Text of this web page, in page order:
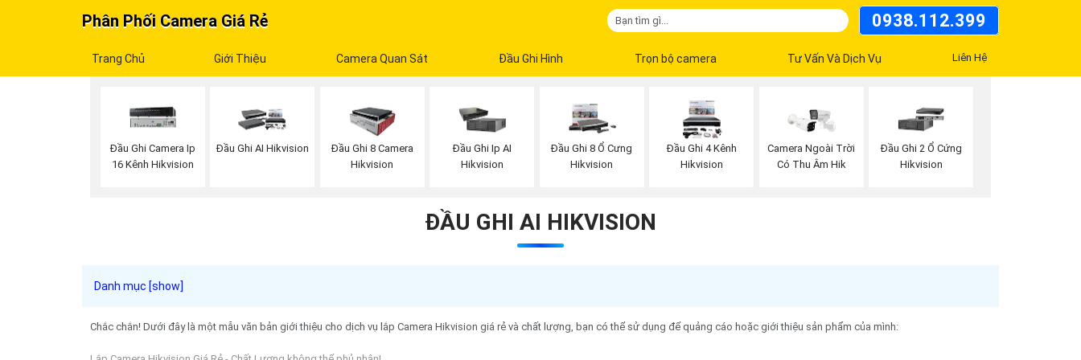
Phân Phối Camera Giá Rẻ 0938.112.399
Trang Chủ Giới Thiệu Camera Quan Sát Đầu Ghi Hình Trọn bộ camera Tư Vấn Và Dịch Vụ Liên Hệ
Đầu Ghi Camera Ip
16 Kênh Hikvision
Đầu Ghi AI Hikvision
Đầu Ghi 8 Camera
Hikvision
Đầu Ghi Ip AI
Hikvision
Đầu Ghi 8 Ổ Cưng
Hikvision
Đầu Ghi 4 Kênh
Hikvision
Camera Ngoài Trời
Có Thu Âm Hik
Đầu Ghi 2 Ổ Cứng
Hikvision
ĐẦU GHI AI HIKVISION
Chắc chắn! Dưới đây là một mẫu văn bản giới thiệu cho dịch vụ lắp Camera Hikvision giá rẻ và chất lượng, bạn có thể sử dụng để quảng cáo hoặc giới thiệu sản phẩm của mình: